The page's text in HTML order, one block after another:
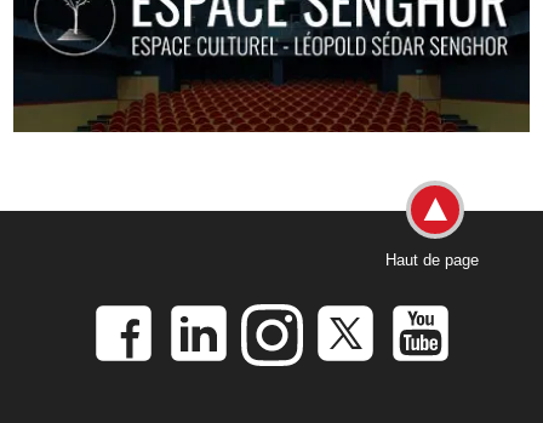
Haut de page